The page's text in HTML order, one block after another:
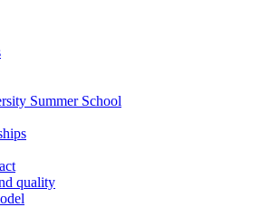
Summer School
quality